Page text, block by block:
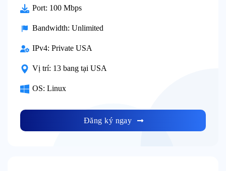
Port: 100 Mbps
Bandwidth: Unlimited
IPv4: Private USA
Vị trí: 13 bang tại USA
OS: Linux
Đăng ký ngay